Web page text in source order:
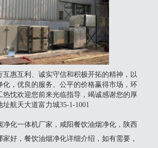
互惠互利、诚实守信和积极开拓的精神，以
化，优良的服务、公平的价格赢得市场，环
热忱欢迎您前来光临指导，竭诚感谢您的厚
航天大道富力城35-1-1001
净化一体机厂家，咸阳餐饮油烟净化，陕西
好，餐饮油烟净化详细介绍，如有需要，